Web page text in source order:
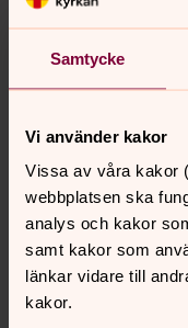
Samtycke
Vi använder kakor
Vissa av våra kakor
webbplatsen ska
analys och kakor
samt kakor som
länkar vidare till
kakor.
gemenskap med
Sjunga i
Boxholm
Vill du vara med i en
mellan runt om i